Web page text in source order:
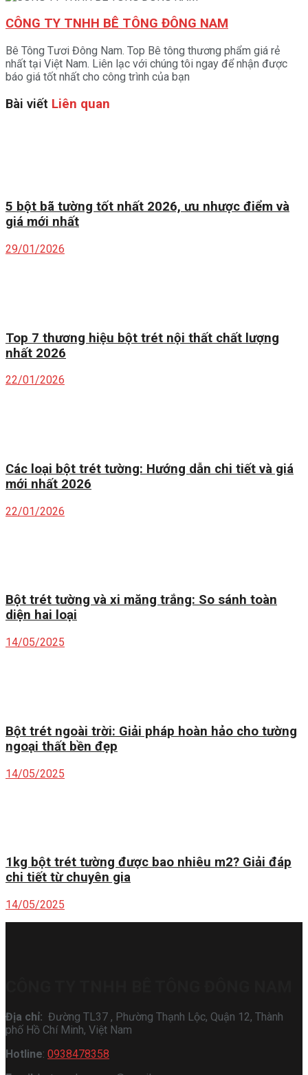
CÔNG TY TNHH BÊ TÔNG ĐÔNG NAM
Bê Tông Tươi Đông Nam. Top Bê tông thương phẩm giá rẻ
nhất tại Việt Nam. Liên lạc với chúng tôi ngay để nhận được
báo giá tốt nhất cho công trình của bạn
Bài viết Liên quan
5 bột bã tường tốt nhất 2026, ưu nhược điểm và
giá mới nhất
29/01/2026
Top 7 thương hiệu bột trét nội thất chất lượng
nhất 2026
22/01/2026
Các loại bột trét tường: Hướng dẫn chi tiết và giá
mới nhất 2026
22/01/2026
Bột trét tường và xi măng trắng: So sánh toàn
diện hai loại
14/05/2025
Bột trét ngoài trời: Giải pháp hoàn hảo cho tường
ngoại thất bền đẹp
14/05/2025
1kg bột trét tường được bao nhiêu m2? Giải đáp
chi tiết từ chuyên gia
14/05/2025
Địa chỉ: Đường TL37 , Phường Thạnh Lộc, Quận 12, Thành
phố Hồ Chí Minh, Việt Nam
Hotline: 0938478358